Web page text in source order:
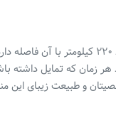
◀️ یکی از ویژگیهای جذاب سرخرود این است که این شهر رویایی ، نزدیکترین شهر ساحلی به تهران است و فقط ۲۲۰ کیلومتر
زمان که تمایل داشته
شخصیتان و طبیعت زیبای این